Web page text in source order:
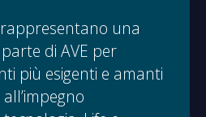
rappresentano una
di AVE per
più esigenti e amanti